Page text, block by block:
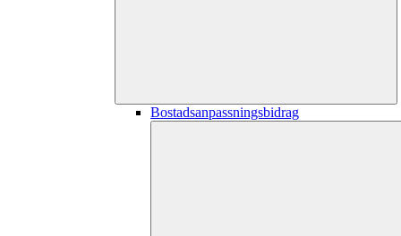
Bostadsanpassningsbidrag